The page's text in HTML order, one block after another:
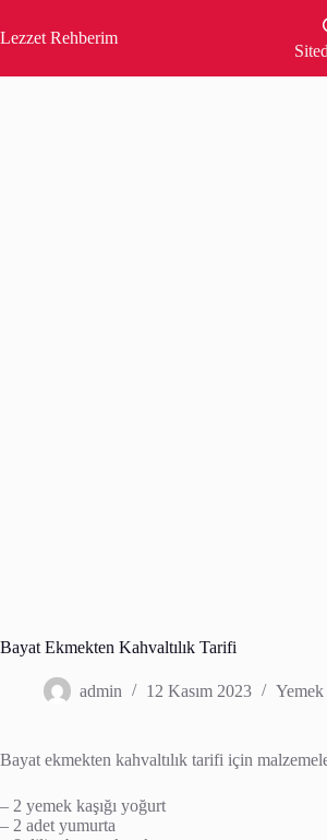
to
content
Lezzet Rehberim
Bayat Ekmekten Kahvaltılık Tarifi
admin 12 Kasım 2023
Bayat ekmekten kahvaltılık tarifi için
– 2 yemek kaşığı yoğurt
– 2 adet yumurta